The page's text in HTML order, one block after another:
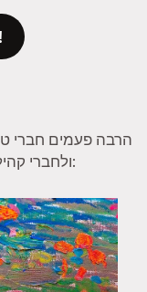
החלטתי לנסות!
הרבה פעמים חברי
ולחברי קהילה אחרים. הנה כמה תחומי עניין נפוצים: